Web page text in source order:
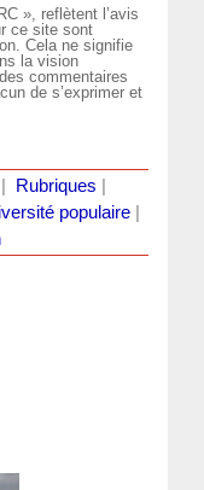
», reflètent l’avis
ce site sont
Cela ne signifie
la vision
commentaires
de s’exprimer et
Rubriques
populaire